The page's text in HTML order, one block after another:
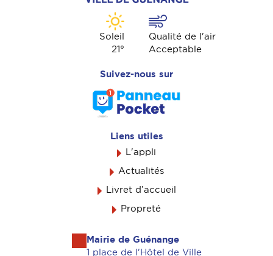
Soleil
21°
Qualité de l'air
Acceptable
Suivez-nous sur
Liens utiles
L'appli
Actualités
Livret d’accueil
Propreté
Mairie de Guénange
1 place de l'Hôtel de Ville